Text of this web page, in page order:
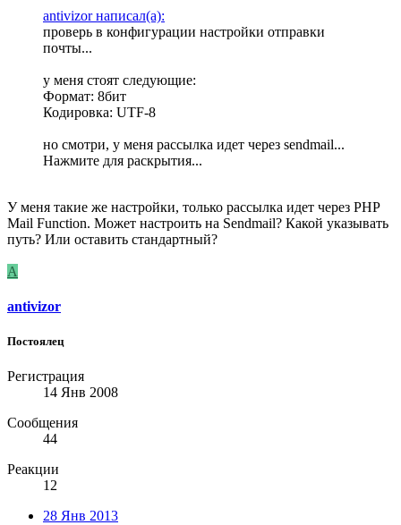
antivizor написал(а):
проверь в конфигурации настройки отправки
почты...
у меня стоят следующие:
Формат: 8бит
Кодировка: UTF-8
но смотри, у меня рассылка идет через sendmail...
Нажмите для раскрытия...
У меня такие же настройки, только рассылка идет через PHP
Mail Function. Может настроить на Sendmail? Какой указывать
путь? Или оставить стандартный?
A
antivizor
Постоялец
Регистрация
14 Янв 2008
Сообщения
44
Реакции
12
28 Янв 2013